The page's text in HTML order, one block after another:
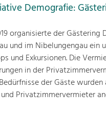
Demografie:
organisierte der
und im Nibelungengau ein
und Exkursionen. Die
in der
der Gäste
Privatzimmervermieter